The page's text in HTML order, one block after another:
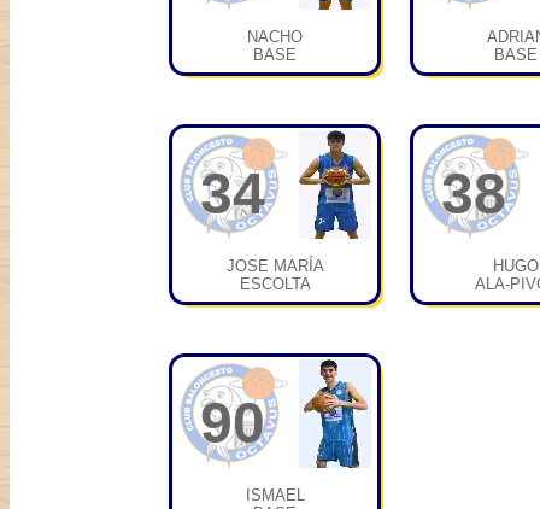
NACHO
BASE
BASE
34
JOSE MARÍA
ESCOLTA
38
HUGO
ALA-
90
ISMAEL